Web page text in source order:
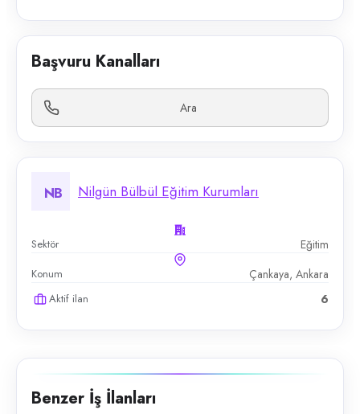
Başvuru Kanalları
Ara
NB Nilgün Bülbül Eğitim Kurumları
Sektör Eğitim
Konum Çankaya, Ankara
Aktif ilan 6
Benzer İş İlanları